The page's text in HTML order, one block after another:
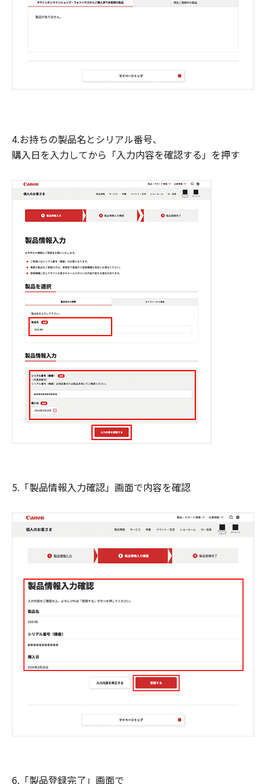
4.お持ちの製品名とシリアル番号、
購入日を入力してから「入力内容を確認する」を押す
5.「製品情報入力確認」画面で内容を確認
6.「製品登録完了」画面で